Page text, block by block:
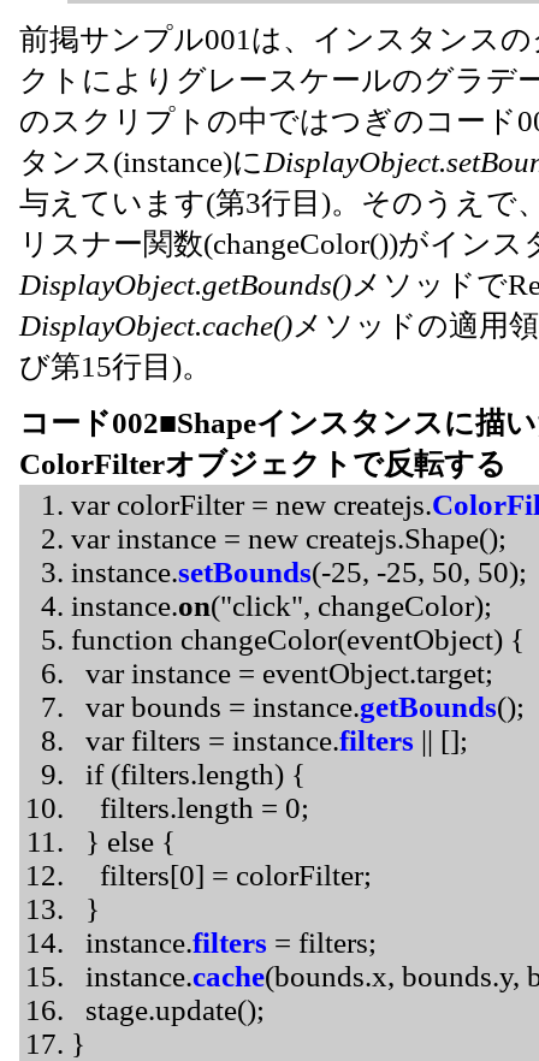
前掲サンプル001は、インスタンス
クトによりグレースケールのグラデ
のスクリプトの中ではつぎのコード
タンス(instance)に
与えています(第3行目)。そのうえで
リスナー関数(changeColor())がイン
DisplayObject.getBounds() メソッドで
DisplayObject.cache() メソッドの適用
び第15行目)。
コード002■Shapeインスタンスに描
ColorFilterオブジェクトで反転する
var colorFilter = new createjs.
var instance = new createjs.Shape();
instance.setBounds(-25, -25, 50, 50);
instance.on("click", changeColor);
function changeColor(eventObject) {
var instance = eventObject.target;
var bounds = instance.getBounds();
var filters = instance.filters || [];
if (filters.length) {
filters.length = 0;
} else {
filters[0] = colorFilter;
}
instance.filters = filters;
instance.cache(bounds.x, bounds.y,
stage.update();
}